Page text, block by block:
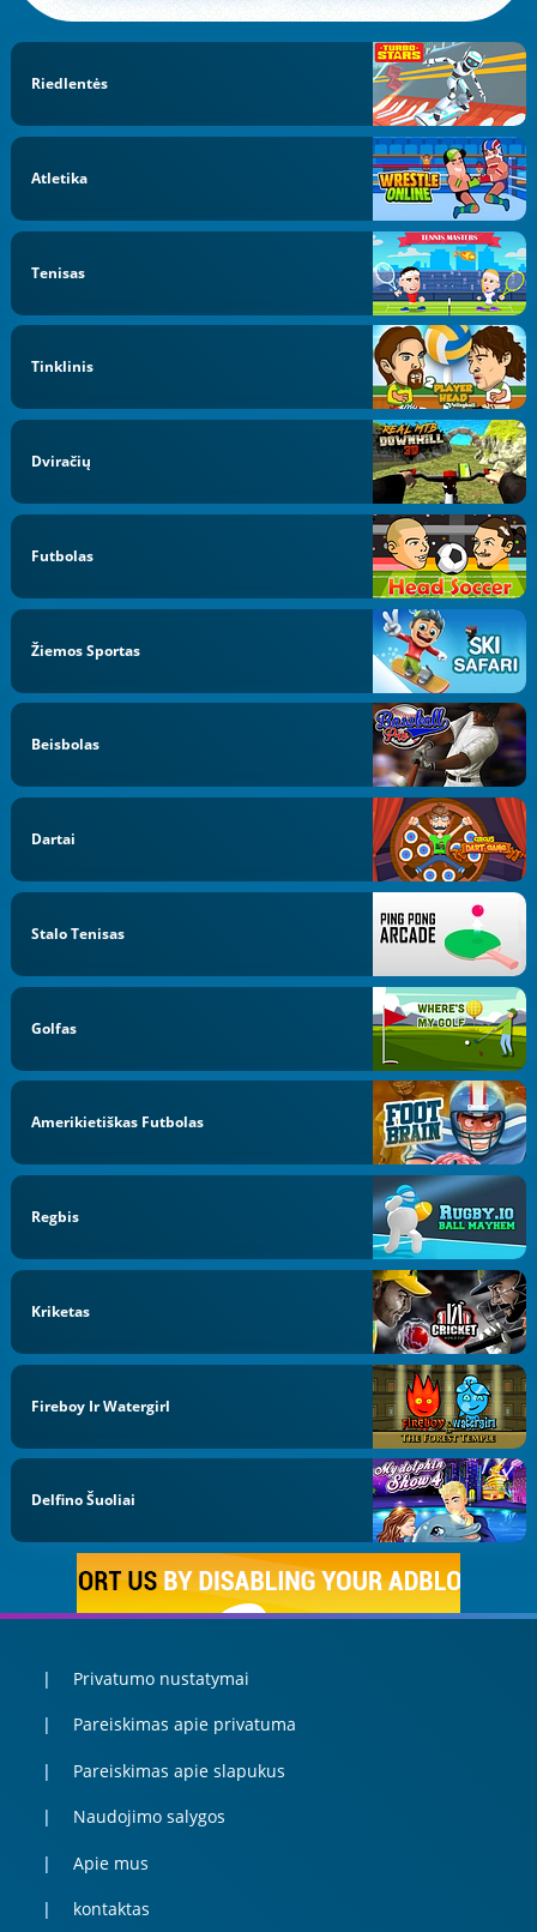
Riedlentės
Atletika
Tenisas
Tinklinis
Dviračių
Futbolas
Žiemos Sportas
Beisbolas
Dartai
Stalo Tenisas
Golfas
Amerikietiškas Futbolas
Regbis
Kriketas
Fireboy Ir Watergirl
Delfino Šuoliai
Privatumo nustatymai
Pareiskimas apie privatuma
Pareiskimas apie slapukus
Naudojimo salygos
Apie mus
kontaktas